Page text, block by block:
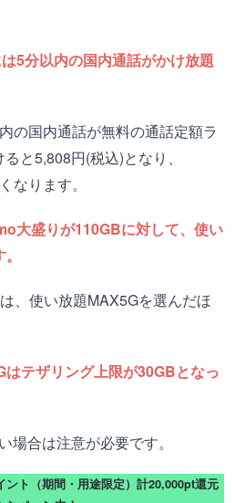
5分以内の国内通話がかけ放題
の国内通話が無料の通話定額ラ
と5,808円(税込)となり、
なります。
大盛りが110GBに対して、使い
、使い放題MAX5Gを選んだほ
テザリング上限が30GBとなっ
場合は注意が必要です。
ト（期間・用途限定）計20,000pt還元